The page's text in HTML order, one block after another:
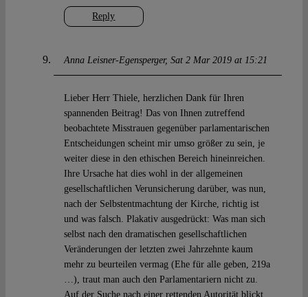
Reply
Anna Leisner-Egensperger Sat 2 Mar 2019 at 15:21
Lieber Herr Thiele, herzlichen Dank für Ihren
spannenden Beitrag! Das von Ihnen zutreffend
beobachtete Misstrauen gegenüber parlamentarischen
Entscheidungen scheint mir umso größer zu sein, je
weiter diese in den ethischen Bereich hineinreichen.
Ihre Ursache hat dies wohl in der allgemeinen
gesellschaftlichen Verunsicherung darüber, was nun,
nach der Selbstentmachtung der Kirche, richtig ist
und was falsch. Plakativ ausgedrückt: Was man sich
selbst nach den dramatischen gesellschaftlichen
Veränderungen der letzten zwei Jahrzehnte kaum
mehr zu beurteilen vermag (Ehe für alle geben, 219a
…), traut man auch den Parlamentariern nicht zu.
Auf der Suche nach einer rettenden Autorität blickt